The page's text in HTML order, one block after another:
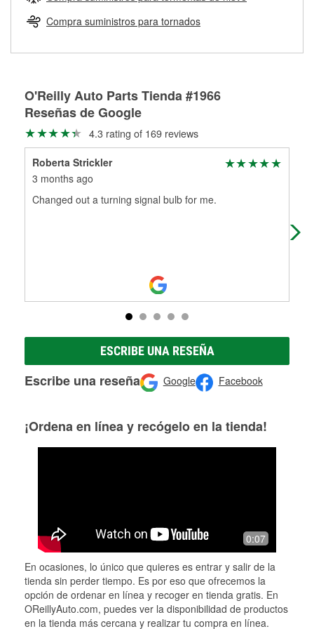
Herramientas de O'Reilly
pueden ser reutilizados, podemos ayudarte a encontrar las
partes de reemplazo correctas para tu reparación.
Rectificación de tambores y discos de freno
Compra suministros para tornados
O'Reilly Auto Parts Tienda #1966
Reseñas de Google
4.3 rating of 169 reviews
Roberta Strickler
3 months ago
Changed out a turning signal bulb for me.
ESCRIBE UNA RESEÑA
Escribe una reseña Google Facebook
¡Ordena en línea y recógelo en la tienda!
0:07
En ocasiones, lo único que quieres es entrar y salir de la
tienda sin perder tiempo. Es por eso que ofrecemos la
opción de ordenar en línea y recoger en tienda gratis. En
OReillyAuto.com, puedes ver la disponibilidad de productos
en la tienda más cercana y realizar tu compra en línea.